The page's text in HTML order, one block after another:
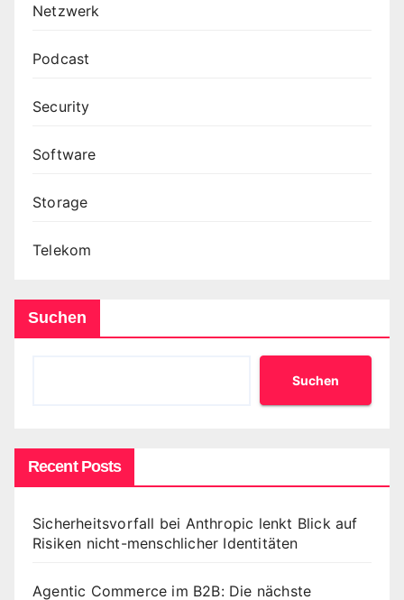
Netzwerk
Podcast
Security
Software
Storage
Telekom
Suchen
Suchen
Recent Posts
Sicherheitsvorfall bei Anthropic lenkt Blick auf
Risiken nicht-menschlicher Identitäten
Agentic Commerce im B2B: Die nächste